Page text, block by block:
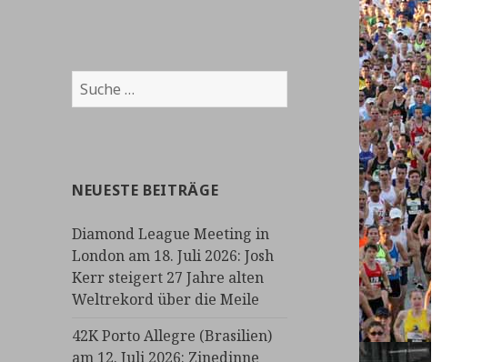
Suche
nach:
NEUESTE BEITRÄGE
Diamond League Meeting in
London am 18. Juli 2026: Josh
Kerr steigert 27 Jahre alten
Weltrekord über die Meile
42K Porto Allegre (Brasilien)
am 12. Juli 2026: Zinedinne